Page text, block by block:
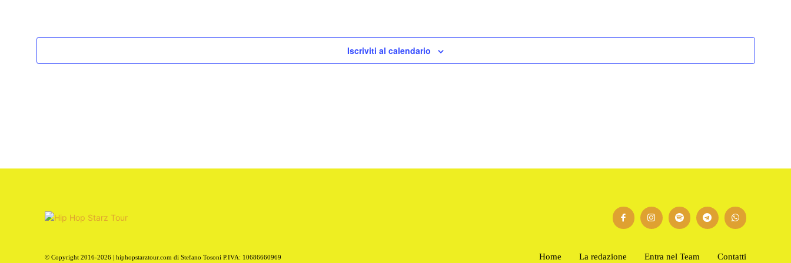
Iscriviti al calendario
© Copyright 2016-2026 | hiphopstarztour.com di Stefano Tosoni P.IVA: 10686660969 Home La redazione Entra nel Team Contatti